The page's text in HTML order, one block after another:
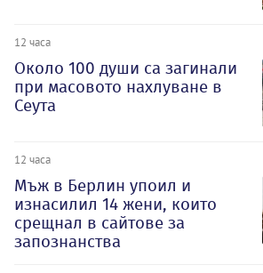
12 часа
Около 100 души са загинали
при масовото нахлуване в
Сеута
12 часа
Мъж в Берлин упоил и
изнасилил 14 жени, които
срещнал в сайтове за
запознанства